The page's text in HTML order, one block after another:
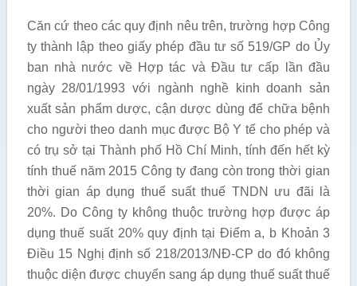
Căn cứ theo các quy định nêu trên, trường hợp Công
ty thành lập theo giấy phép đầu tư số 519/GP do Ủy
ban nhà nước về Hợp tác và Đầu tư cấp lần đầu
ngày 28/01/1993 với ngành nghề kinh doanh sản
xuất sản phẩm dược, cận dược dùng để chữa bệnh
cho người theo danh mục được Bộ Y tế cho phép và
có trụ sở tại Thành phố Hồ Chí Minh, tính đến hết kỳ
tính thuế năm 2015 Công ty đang còn trong thời gian
thời gian áp dụng thuế suất thuế TNDN ưu đãi là
20%. Do Công ty không thuộc trường hợp được áp
dụng thuế suất 20% quy định tại Điểm a, b Khoản 3
Điều 15 Nghị định số 218/2013/NĐ-CP do đó không
thuộc diện được chuyển sang áp dụng thuế suất thuế